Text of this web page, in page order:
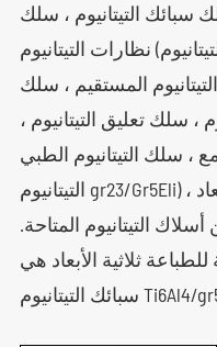
سبائك التيتانيوم ، سلك
نظارات التيتانيوم (سلك التيتانيوم TB5) ، سلك لحام
المستقيم ، سلك
، سلك تعليق التيتانيوم ،
، سلك التيتانيوم الطبي (سلك
التيتانيوم gr23/Gr5Eli) ، وسلك التيتانيوم ثلاثي الأبعاد
التيتانيوم المتاحة.
للطباعة ثلاثية الأبعاد هي